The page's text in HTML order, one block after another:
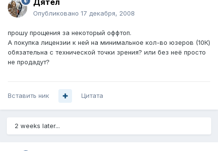
Дятел
Опубликовано 17 декабря, 2008
прошу прощения за некоторый оффтоп.
А покупка лицензии к ней на минимальное кол-во юзеров (10К)
обязательна с технической точки зрения? или без неё просто
не продадут?
Вставить ник Цитата
2 weeks later...